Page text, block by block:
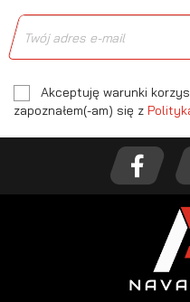
Akceptuję warunki
zapoznałem(-am) się z